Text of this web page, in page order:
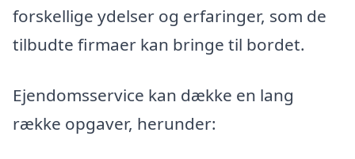
forskellige ydelser og erfaringer, som de
tilbudte firmaer kan bringe til bordet.
Ejendomsservice kan dække en lang
række opgaver, herunder: